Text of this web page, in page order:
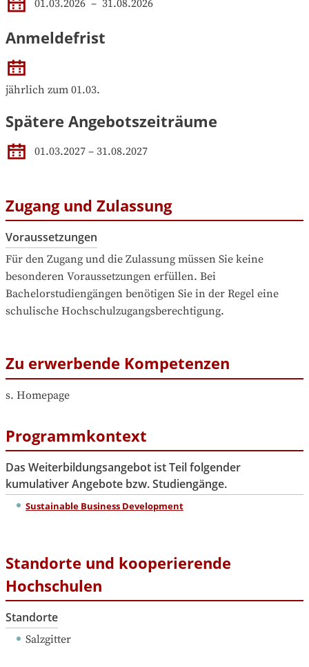
01.03.2026 – 31.08.2026
Anmeldefrist
jährlich zum 01.03.
Spätere Angebotszeiträume
01.03.2027 – 31.08.2027
Zugang und Zulassung
Voraussetzungen
Für den Zugang und die Zulassung müssen Sie keine
besonderen Voraussetzungen erfüllen. Bei
Bachelorstudiengängen benötigen Sie in der Regel eine
schulische Hochschulzugangsberechtigung.
Zu erwerbende Kompetenzen
s. Homepage
Programmkontext
Das Weiterbildungsangebot ist Teil folgender
kumulativer Angebote bzw. Studiengänge.
Sustainable Business Development
Standorte und kooperierende
Hochschulen
Standorte
Salzgitter